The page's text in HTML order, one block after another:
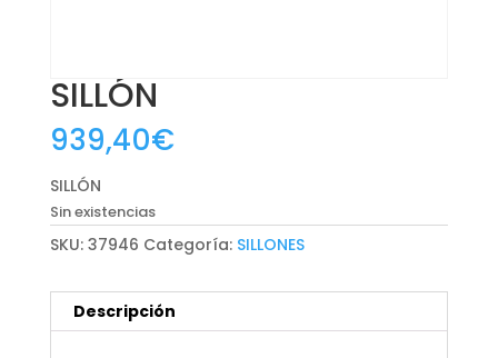
SILLÓN
939,40€
SILLÓN
Sin existencias
SKU: 37946 Categoría: SILLONES
Descripción